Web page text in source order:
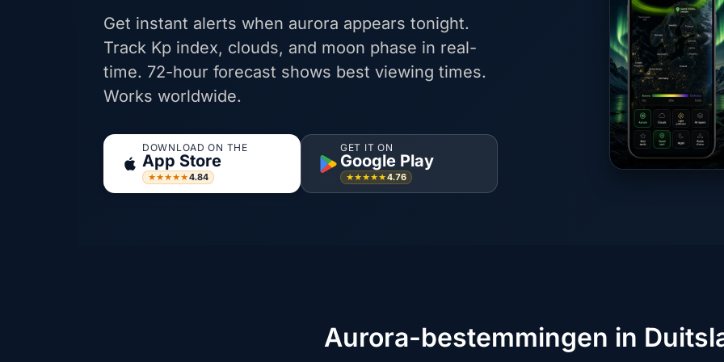
Get instant alerts when aurora appears tonight.
Track Kp index, clouds, and moon phase in real-
time. 72-hour forecast shows best viewing times.
Works worldwide.
DOWNLOAD ON THE
App Store
★★★★★4.84
GET IT ON
Google Play
★★★★★4.76
Aurora-bestemmingen in